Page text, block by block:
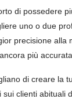
di possedere
uno o due
precisione alla
più accurata.
di creare la
clienti abituali